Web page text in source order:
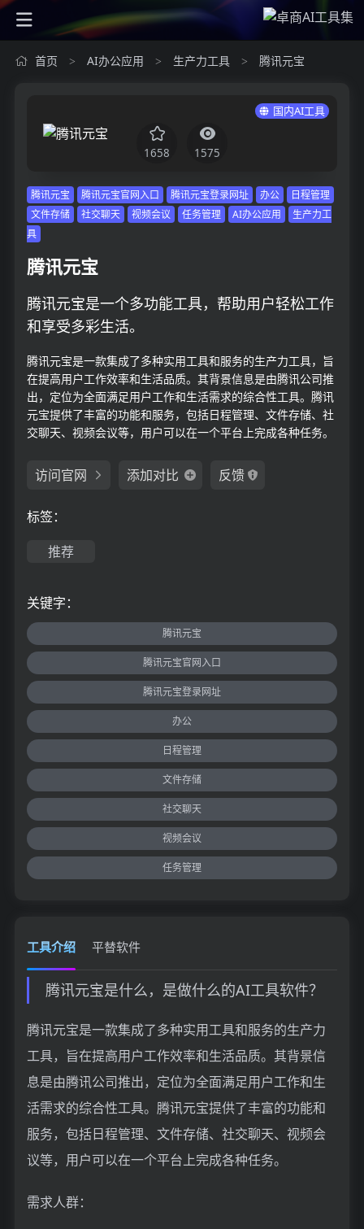
首页 > AI办公应用 > 生产力工具 > 腾讯元宝
国内AI工具
1658 1575
腾讯元宝 腾讯元宝官网入口 腾讯元宝登录网址 办公
日程管理
文件存储
社交聊天 视频会议 任务管理 AI办公应用
生产力工
具
腾讯元宝
腾讯元宝是一个多功能工具，帮助用户轻松工作
和享受多彩生活。
腾讯元宝是一款集成了多种实用工具和服务的生产力工具，旨
在提高用户工作效率和生活品质。其背景信息是由腾讯公司推
出，定位为全面满足用户工作和生活需求的综合性工具。腾讯
元宝提供了丰富的功能和服务，包括日程管理、文件存储、社
交聊天、视频会议等，用户可以在一个平台上完成各种任务。
访问官网 添加对比 反馈
标签：
推荐
关键字：
腾讯元宝
腾讯元宝官网入口
腾讯元宝登录网址
办公
日程管理
文件存储
社交聊天
视频会议
任务管理
工具介绍 平替软件
腾讯元宝是什么，是做什么的AI工具软件？
腾讯元宝是一款集成了多种实用工具和服务的生产力
工具，旨在提高用户工作效率和生活品质。其背景信
息是由腾讯公司推出，定位为全面满足用户工作和生
活需求的综合性工具。腾讯元宝提供了丰富的功能和
服务，包括日程管理、文件存储、社交聊天、视频会
议等，用户可以在一个平台上完成各种任务。
需求人群：